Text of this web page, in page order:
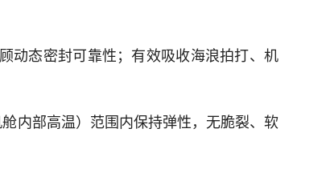
动态密封可靠性；有效吸收海浪拍打、机
内部高温）范围内保持弹性，无脆裂、软